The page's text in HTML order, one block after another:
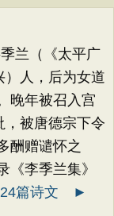
兰（《太平广
）人，后为女道
晚年被召入宫
，被唐德宗下令
酬赠谴怀之
李季兰集》
篇诗文
►